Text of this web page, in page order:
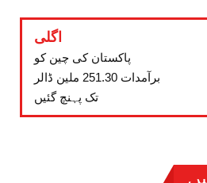
اگلی
پاکستان کی چین کو
برآمدات 251.30 ملین ڈالر
تک پہنچ گئیں